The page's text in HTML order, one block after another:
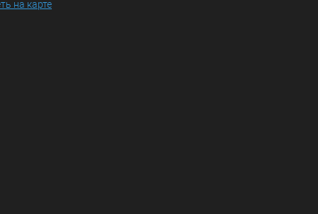
на карте